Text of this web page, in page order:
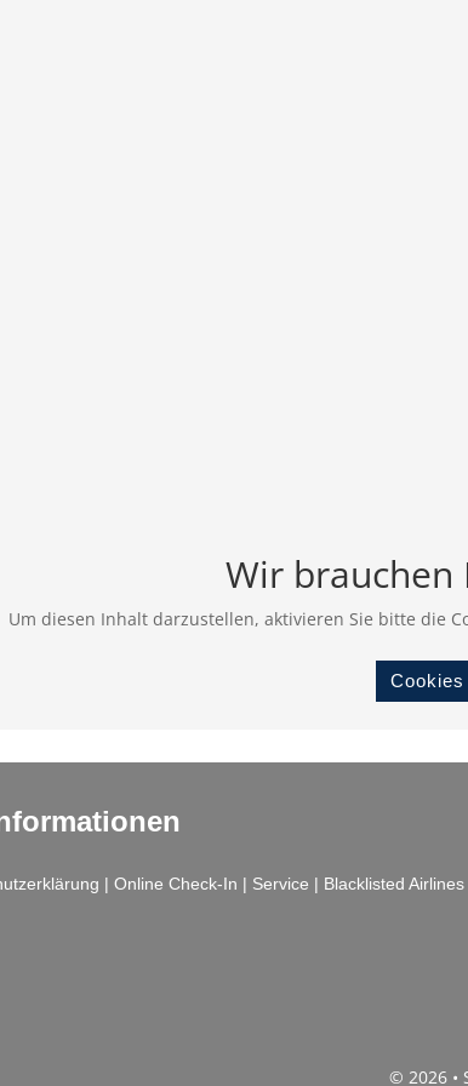
Wir brauchen
Um diesen Inhalt darzustellen, aktivieren Sie bitte die
|Online Check-In | Service | Blacklisted Airlines
© 2026 •